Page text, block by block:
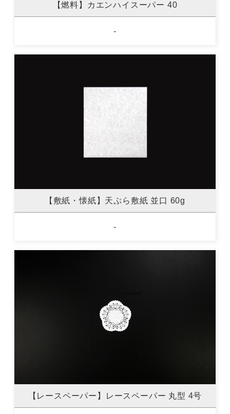
【燃料】カエンハイスーパー 40
-
【敷紙・懐紙】天ぷら敷紙 並口 60g
-
【レースペーパー】レースペーパー 丸型 4号